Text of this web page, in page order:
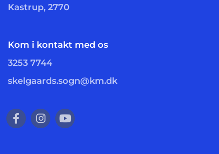
Kastrup, 2770
Kom i kontakt med os
3253 7744
skelgaards.sogn@km.dk